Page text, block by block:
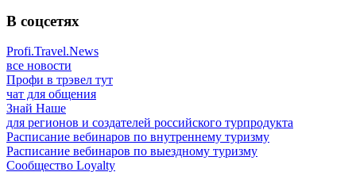
В соцсетях
Profi.Travel.News
все новости
Профи в трэвел тут
чат для общения
Знай Наше
для регионов и создателей российского турпродукта
Расписание вебинаров по внутреннему туризму
Расписание вебинаров по выездному туризму
Сообщество Loyalty